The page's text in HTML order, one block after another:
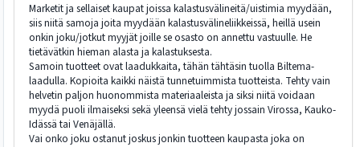
Marketit ja sellaiset kaupat joissa kalastusvälineitä/uistimia myydään,
siis niitä samoja joita myydään kalastusvälineliikkeissä, heillä usein
onkin joku/jotkut myyjät joille se osasto on annettu vastuulle. He
tietävätkin hieman alasta ja kalastuksesta.
Samoin tuotteet ovat laadukkaita, tähän tähtäsin tuolla Biltema-
laadulla. Kopioita kaikki näistä tunnetuimmista tuotteista. Tehty vain
helvetin paljon huonommista materiaaleista ja siksi niitä voidaan
myydä puoli ilmaiseksi sekä yleensä vielä tehty jossain Virossa, Kauko-
Idässä tai Venäjällä.
Vai onko joku ostanut joskus jonkin tuotteen kaupasta joka on